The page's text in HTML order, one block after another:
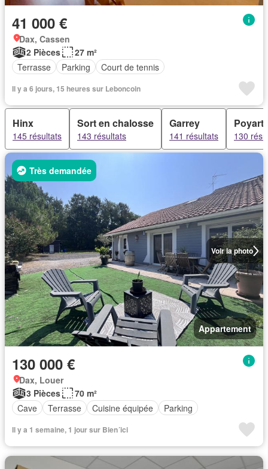
41 000 €
Dax, Cassen
2 Pièces
27 m²
Terrasse
Parking Court de tennis
Il y a 6 jours, 15 heures sur Leboncoin
Hinx
145 résultats
Sort en chalosse
143 résultats
Garrey
141 résultats 130
Voir la photo
Très demandée
Appartement
130 000 €
Dax, Louer
3 Pièces
70 m²
Cave
Terrasse Cuisine équipée Parking
Il y a 1 semaine, 1 jour sur Bien´ici